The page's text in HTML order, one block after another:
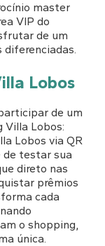
master
VIP do
de um
diferenciadas.
Lobos
de um
Villa Lobos:
Lobos via QR
de testar sua
direto nas
prêmios
cada
o shopping,
única.